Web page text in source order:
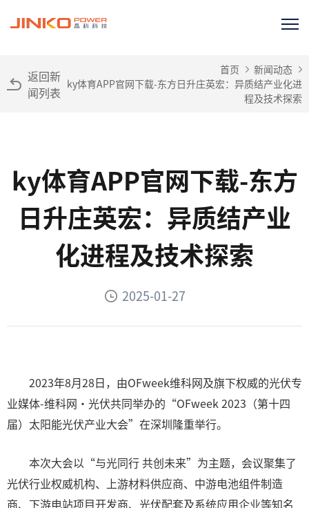
返回新
闻列表
首页
新闻动态
ky体育APP官网下载-东方日升庄英宏：异质结产业化进
程及技术探索
ky体育APP官网下载-东方
日升庄英宏：异质结产业
化进程及技术探索
2025-01-27
2023年8月28日，由OFweek维科网及旗下权威的光伏专
业媒体-维科网·光伏共同举办的“OFweek 2023（第十四
届）太阳能光伏产业大会”在深圳隆重举行。
本次大会以“与光同行 共创未来”为主题，会议聚集了
光伏行业权威机构、上游材料供应商、中游电池组件制造
商、下游电站项目开发商、光伏配套及系统应用企业等知名